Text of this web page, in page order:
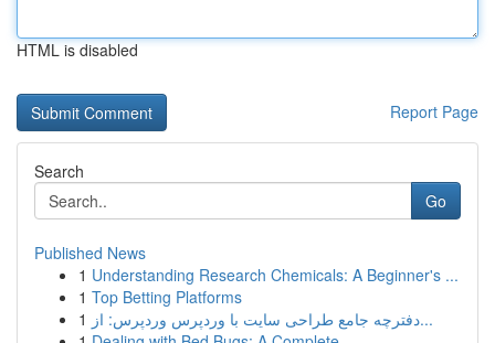
HTML is disabled
Report Page
Search
Go
Published News
1 Understanding Research Chemicals: A Beginner's ...
1 Top Betting Platforms
1
دفترچه جامع طراحی سایت با وردپرس وردپرس: از...